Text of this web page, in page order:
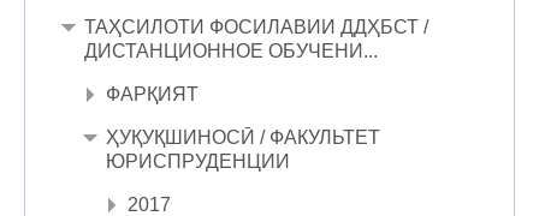
ТАҲСИЛОТИ ФОСИЛАВИИ ДДҲБСТ /
ДИСТАНЦИОННОЕ ОБУЧЕНИ...
ФАРҚИЯТ
ҲУҚУҚШИНОСӢ / ФАКУЛЬТЕТ
ЮРИСПРУДЕНЦИИ
2017